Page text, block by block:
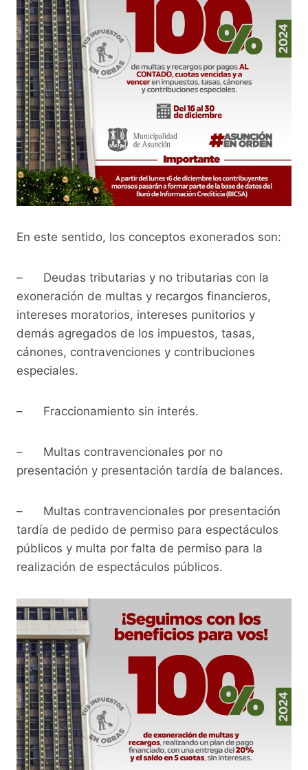
En este sentido, los conceptos exonerados son:
– Deudas tributarias y no tributarias con la
exoneración de multas y recargos financieros,
intereses moratorios, intereses punitorios y
demás agregados de los impuestos, tasas,
cánones, contravenciones y contribuciones
especiales.
– Fraccionamiento sin interés.
– Multas contravencionales por no
presentación y presentación tardía de balances.
– Multas contravencionales por presentación
tardía de pedido de permiso para espectáculos
públicos y multa por falta de permiso para la
realización de espectáculos públicos.